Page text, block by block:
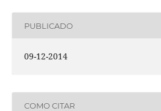
PUBLICADO
09-12-2014
COMO CITAR